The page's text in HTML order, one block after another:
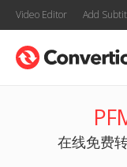
Video Editor Add
在线免费